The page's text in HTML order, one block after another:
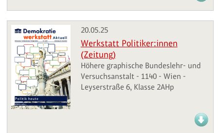
20.05.25
Werkstatt Politiker:innen
(Zeitung)
Höhere graphische Bundeslehr- und
Versuchsanstalt - 1140 - Wien -
Leyserstraße 6, Klasse 2AHp